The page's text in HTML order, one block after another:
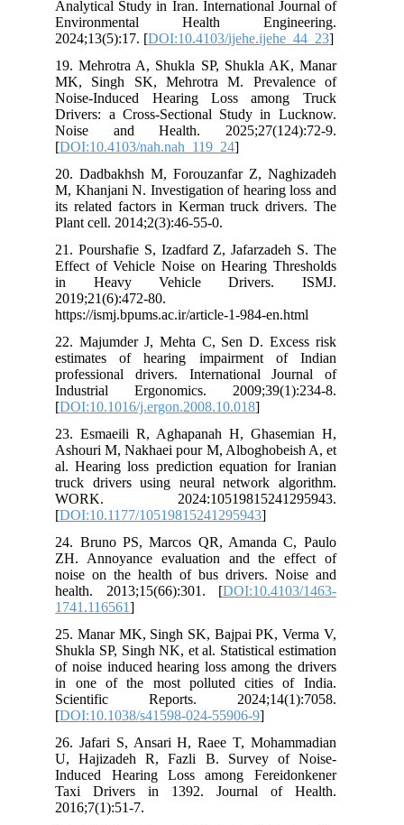
Analytical Study in Iran. International Journal of
Environmental Health Engineering.
2024;13(5):17. [DOI:10.4103/ijehe.ijehe_44_23
19. Mehrotra A, Shukla SP, Shukla AK, Manar
MK, Singh SK, Mehrotra M. Prevalence of
Noise-Induced Hearing Loss among Truck
Drivers: a Cross-Sectional Study in Lucknow.
Noise and Health. 2025;27(124):72-9.
[DOI:10.4103/nah.nah_119_24
20. Dadbakhsh M, Forouzanfar Z, Naghizadeh
M, Khanjani N. Investigation of hearing loss and
its related factors in Kerman truck drivers. The
Plant cell. 2014;2(3):46-55-0.
21. Pourshafie S, Izadfard Z, Jafarzadeh S. The
Effect of Vehicle Noise on Hearing Thresholds
in Heavy Vehicle Drivers. ISMJ.
2019;21(6):472-80.
https://ismj.bpums.ac.ir/article-1-984-en.html
22. Majumder J, Mehta C, Sen D. Excess risk
estimates of hearing impairment of Indian
professional drivers. International Journal of
Industrial Ergonomics. 2009;39(1):234-8.
[DOI:10.1016/j.ergon.2008.10.018
23. Esmaeili R, Aghapanah H, Ghasemian H,
Ashouri M, Nakhaei pour M, Alboghobeish A, et
al. Hearing loss prediction equation for Iranian
truck drivers using neural network algorithm.
WORK. 2024:10519815241295943.
[DOI:10.1177/10519815241295943
24. Bruno PS, Marcos QR, Amanda C, Paulo
ZH. Annoyance evaluation and the effect of
noise on the health of bus drivers. Noise and
health. 2013;15(66):301. [DOI:10.4103/1463-
1741.116561
25. Manar MK, Singh SK, Bajpai PK, Verma V,
Shukla SP, Singh NK, et al. Statistical estimation
of noise induced hearing loss among the drivers
in one of the most polluted cities of India.
Scientific Reports. 2024;14(1):7058.
[DOI:10.1038/s41598-024-55906-9
26. Jafari S, Ansari H, Raee T, Mohammadian
U, Hajizadeh R, Fazli B. Survey of Noise-
Induced Hearing Loss among Fereidonkener
Taxi Drivers in 1392. Journal of Health.
2016;7(1):51-7.